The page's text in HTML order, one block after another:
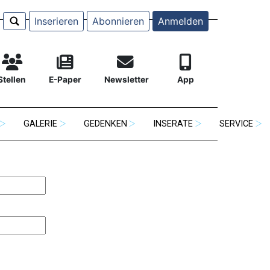
Inserieren Abonnieren Anmelden
E-Paper Newsletter App
GALERIE GEDENKEN INSERATE SERVICE